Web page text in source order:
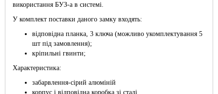
використання БУЗ-а в системі.
У комплект поставки даного замку входять:
відповідна планка, 3 ключа (можливо укомплектування 5
шт під замовлення);
кріпильні гвинти;
Характеристика:
забарвлення-сірий алюміній
корпус і відповідна коробка зі сталі